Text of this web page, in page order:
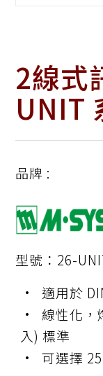
2線式
UNIT
品牌 :
型號：26-
• 適用於
• 線性化，
入) 標準
• 可選擇 25